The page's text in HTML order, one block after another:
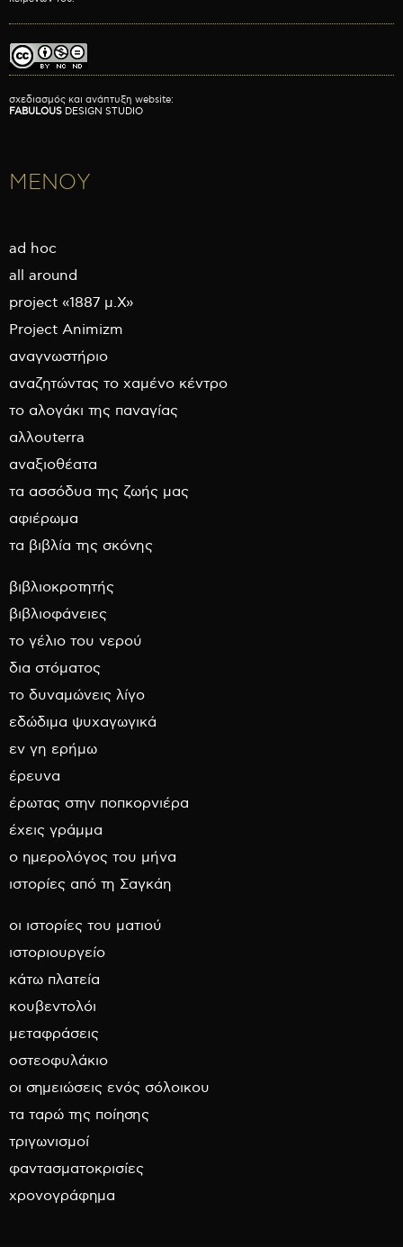
σχεδιασμός και ανάπτυξη website:
FABULOUS DESIGN STUDIO
ΜΕΝΟΥ
ad hoc
all around
project «1887 μ.Χ»
Project Animizm
αναγνωστήριο
αναζητώντας το χαμένο κέντρο
το αλογάκι της παναγίας
αλλουterra
αναξιοθέατα
τα ασσόδυα της ζωής μας
αφιέρωμα
τα βιβλία της σκόνης
βιβλιοκροτητής
βιβλιοφάνειες
το γέλιο του νερού
δια στόματος
το δυναμώνεις λίγο
εδώδιμα ψυχαγωγικά
εν γη ερήμω
έρευνα
έρωτας στην ποπκορνιέρα
έχεις γράμμα
ο ημερολόγος του μήνα
ιστορίες από τη Σαγκάη
οι ιστορίες του ματιού
ιστοριουργείο
κάτω πλατεία
κουβεντολόι
μεταφράσεις
οστεοφυλάκιο
οι σημειώσεις ενός σόλοικου
τα ταρώ της ποίησης
τριγωνισμοί
φαντασματοκρισίες
χρονογράφημα